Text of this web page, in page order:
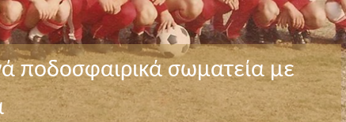
ποδοσφαιρικά σωματεία με